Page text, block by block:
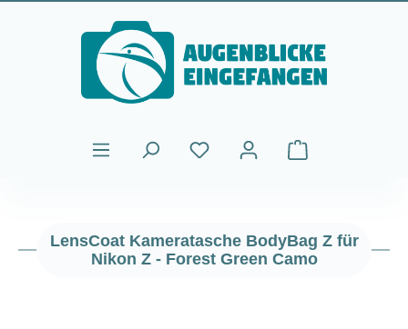
Zum Hauptinhalt springen
Warenkorb
LensCoat Kameratasche BodyBag Z für
Nikon Z - Forest Green Camo